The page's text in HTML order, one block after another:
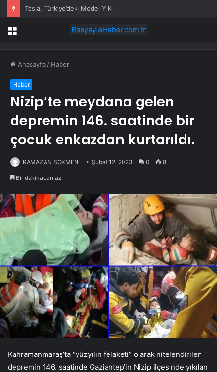
Menü
Anasayfa / Haber
Haber
Nizip’te meydana gelen
depremin 146. saatinde bir
çocuk enkazdan kurtarıldı.
RAMAZAN SÖKMEN Şubat 12, 2023 0 8
Bir dakikadan az
Kahramanmaraş’ta “yüzyılın felaketi” olarak nitelendirilen
depremin 146. saatinde Gaziantep’in Nizip ilçesinde yıkılan